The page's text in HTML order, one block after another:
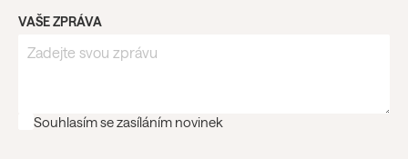
VAŠE ZPRÁVA
Souhlasím se zasíláním novinek